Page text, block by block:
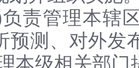
责管理本辖
预测、对外发
本级相关部